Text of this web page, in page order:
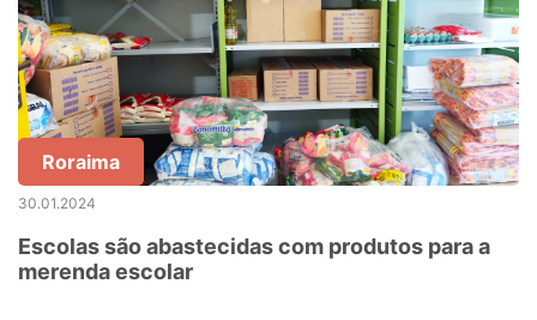
Roraima
30.01.2024
Escolas são abastecidas com produtos para a
merenda escolar